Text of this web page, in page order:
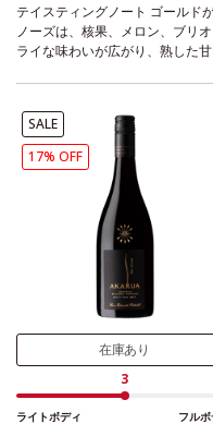
テイスティングノート ゴールド
ノーズは、核果、メロン、ブリ
ライな味わいが広がり、熟した
チで凝縮した、核果を含む長い
魚、キノコのリゾット、ロース
と好相性、またアペリティフにも
証SWNZ認証
*本ヴィンテージ
場合は自動的に次のヴィンテー
17% OFF
SALE
在庫あり
3
ライトボディ フル